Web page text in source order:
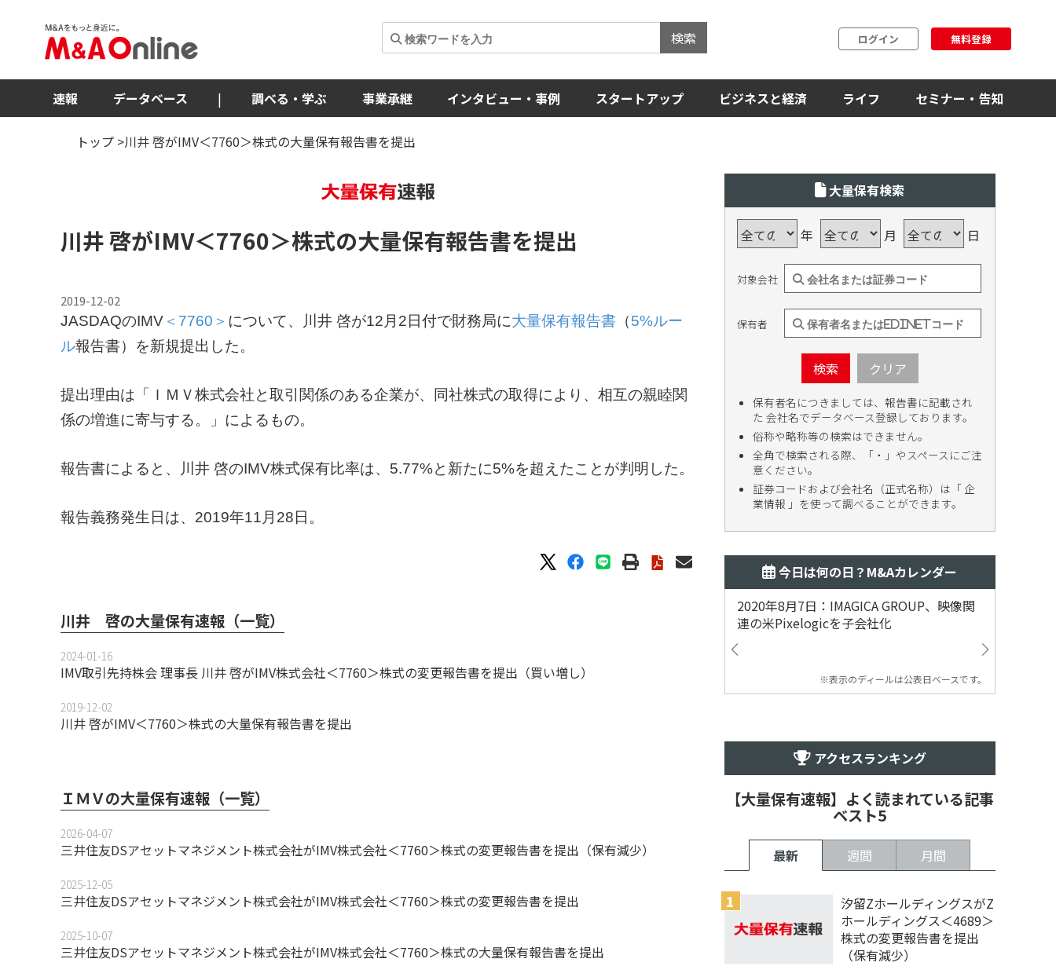
検索 ログイン 無料登録
速報 データベース | 調べる・学ぶ 事業承継 インタビュー・事例 スタートアップ ビジネスと経済 ライフ セミナー・告知
トップ >川井 啓がIMV＜7760＞株式の大量保有報告書を提出
川井 啓がIMV＜7760＞株式の大量保有報告書を提出
2019-12-02
JASDAQのIMV ＜7760＞ について、川井 啓が12月2日付で財務局に大量保有報告書 （5%ルー
ル報告書）を新規提出した。
提出理由は「ＩＭＶ株式会社と取引関係のある企業が、同社株式の取得により、相互の親睦関
係の増進に寄与する。」によるもの。
報告書によると、川井 啓のIMV株式保有比率は、5.77%と新たに5%を超えたことが判明した。
報告義務発生日は、2019年11月28日。
川井 啓の大量保有速報（一覧）
2024-01-16
IMV取引先持株会 理事長 川井 啓がIMV株式会社＜7760＞株式の変更報告書を提出（買い増し）
2019-12-02
川井 啓がIMV＜7760＞株式の大量保有報告書を提出
ＩＭＶの大量保有速報（一覧）
2026-04-07
三井住友DSアセットマネジメント株式会社がIMV株式会社＜7760＞株式の変更報告書を提出（保有減少）
2025-12-05
三井住友DSアセットマネジメント株式会社がIMV株式会社＜7760＞株式の変更報告書を提出
2025-10-07
三井住友DSアセットマネジメント株式会社がIMV株式会社＜7760＞株式の大量保有報告書を提出
大量保有検索
年 月 日
対象会社
保有者
検索 クリア
保有者名につきましては、報告書に記載され
た 会社名でデータベース登録しております。
俗称や略称等の検索はできません。
全角で検索される際、「・」やスペースにご注
意ください。
証券コードおよび会社名（正式名称）は「 企
業情報 」を使って調べることができます。
今日は何の日？M&Aカレンダー
2020年8月7日：IMAGICA GROUP、映像関
連の米Pixelogicを子会社化
※表示のディールは公表日ベースです。
アクセスランキング
【大量保有速報】よく読まれている記事
ベスト5
最新 週間 月間
汐留ZホールディングスがZ
ホールディングス＜4689＞
株式の変更報告書を提出
（保有減少）